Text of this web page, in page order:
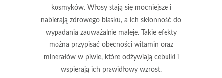
kosmyków. Włosy stają się mocniejsze i
nabierają zdrowego blasku, a ich skłonność do
wypadania zauważalnie maleje. Takie efekty
można przypisać obecności witamin oraz
minerałóww piwie, które odżywiają cebulki i
wspierają ich prawidłowy wzrost.